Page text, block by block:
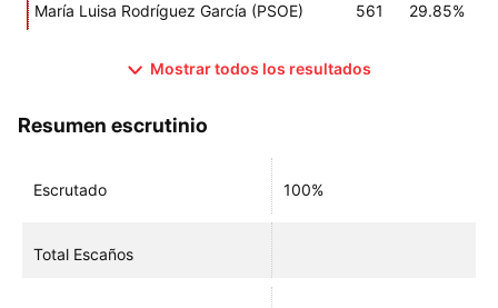
María Luisa Rodríguez García (PSOE) 561 29.85%
Mostrar todos los resultados
Resumen escrutinio
Escrutado 100%
Total Escaños